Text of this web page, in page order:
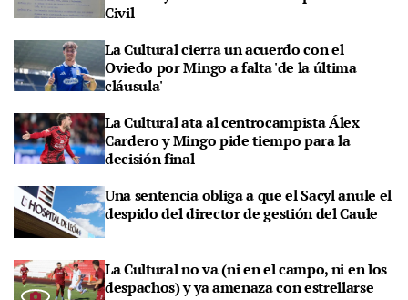
Civil
La Cultural cierra un acuerdo con el
Oviedo por Mingo a falta 'de la última
cláusula'
La Cultural ata al centrocampista Álex
Cardero y Mingo pide tiempo para la
decisión final
Una sentencia obliga a que el Sacyl anule el
despido del director de gestión del Caule
La Cultural no va (ni en el campo, ni en los
despachos) y ya amenaza con estrellarse